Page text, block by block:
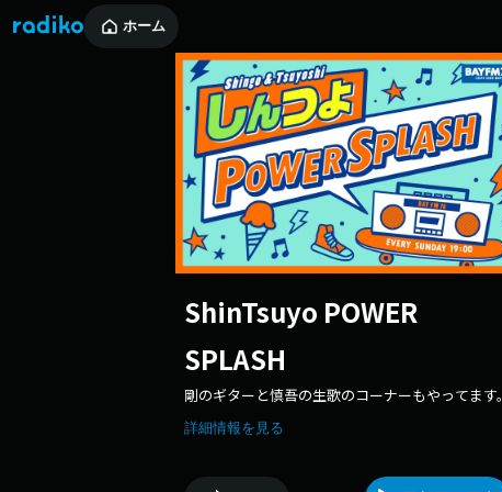
ホーム
ShinTsuyo POWER
SPLASH
剛のギターと慎吾の生歌のコーナーもやってます。
詳細情報を見る